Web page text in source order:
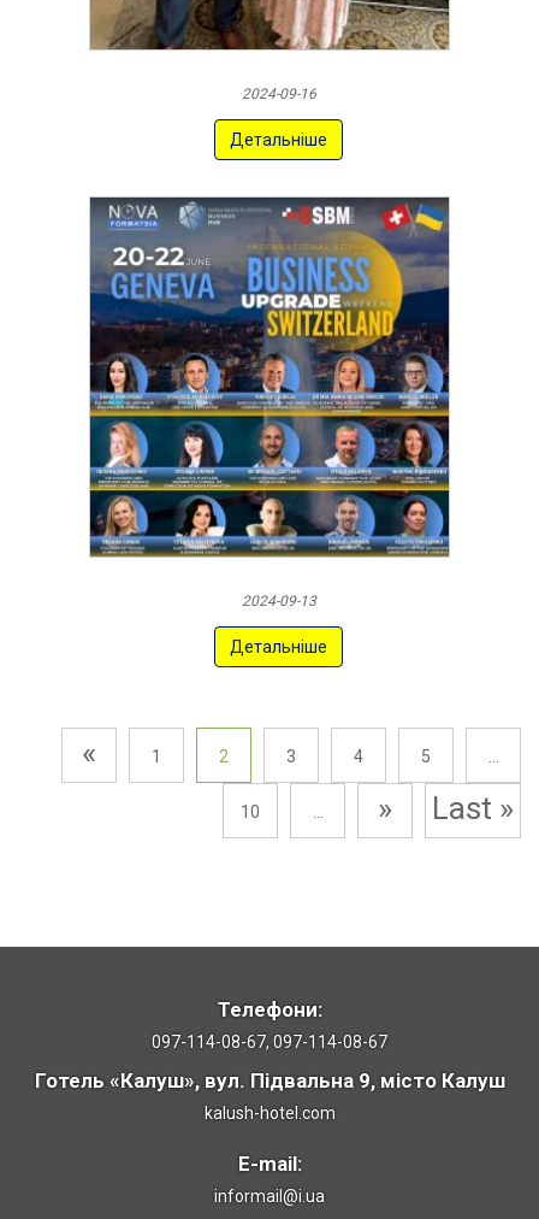
2024-09-16
Детальніше
2024-09-13
Детальніше
« 1 2 3 4 5
10 » Last »
Телефони:
097-114-08-67, 097-114-08-67
Готель «Калуш», вул. Підвальна 9, місто Калуш
kalush-hotel.com
E-mail:
informail@i.ua